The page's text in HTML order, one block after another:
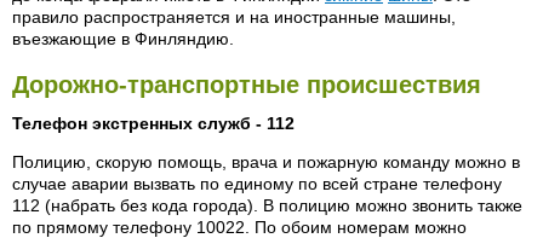
правило распространяется и на иностранные машины,
въезжающие в Финляндию.
Дорожно-транспортные происшествия
Телефон экстренных служб - 112
Полицию, скорую помощь, врача и пожарную команду можно в
случае аварии вызвать по единому по всей стране телефону
112 (набрать без кода города). В полицию можно звонить также
по прямому телефону 10022. По обоим номерам можно